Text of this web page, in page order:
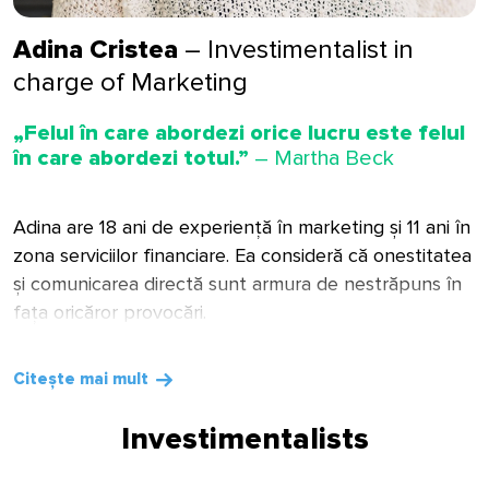
Adina Cristea – Investimentalist in
charge of Marketing
„Felul în care abordezi orice lucru este felul
în care abordezi totul.” – Martha Beck
Adina are 18 ani de experiență în marketing și 11 ani în
zona serviciilor financiare. Ea consideră că onestitatea
și comunicarea directă sunt armura de nestrăpuns în
fața oricăror provocări.
Spiritul antreprenorial, inovația, echipa
decodifica complexitatea business-ului
într-un limbaj simplu și prietenos pentru
Citește mai mult
Investimentalists